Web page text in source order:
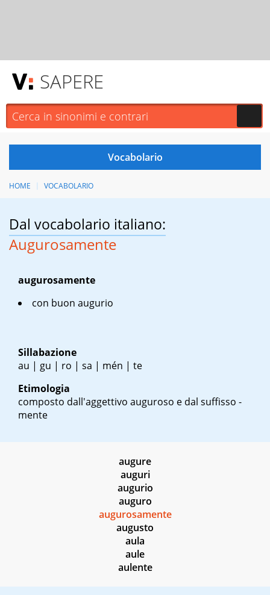
SAPERE
HOME VOCABOLARIO
Dal vocabolario italiano:
Augurosamente
augurosamente
con buon augurio
Sillabazione
au | gu | ro | sa | mén | te
Etimologia
composto dall'aggettivo auguroso e dal suffisso -
mente
augure
auguri
augurio
auguro
augurosamente
augusto
aula
aule
aulente